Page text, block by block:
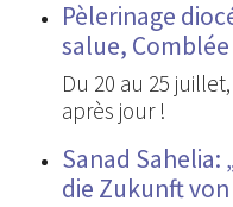
Pèlerinage
salue,
Du 20 au 25
après jour !
Sanad Sahelia:
die Zukunft von